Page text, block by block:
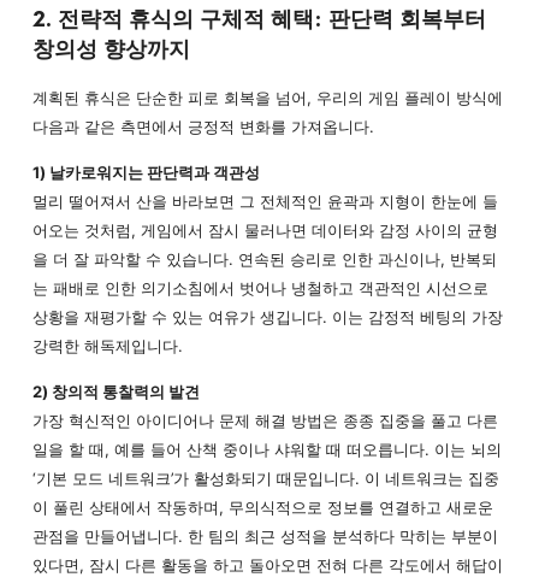
2. 전략적 휴식의 구체적 혜택: 판단력 회복부터
창의성 향상까지
계획된 휴식은 단순한 피로 회복을 넘어, 우리의 게임 플레이 방식에
다음과 같은 측면에서 긍정적 변화를 가져옵니다.
1) 날카로워지는 판단력과 객관성
멀리 떨어져서 산을 바라보면 그 전체적인 윤곽과 지형이 한눈에 들
어오는 것처럼, 게임에서 잠시 물러나면 데이터와 감정 사이의 균형
을 더 잘 파악할 수 있습니다. 연속된 승리로 인한 과신이나, 반복되
는 패배로 인한 의기소침에서 벗어나 냉철하고 객관적인 시선으로
상황을 재평가할 수 있는 여유가 생깁니다. 이는 감정적 베팅의 가장
강력한 해독제입니다.
2) 창의적 통찰력의 발견
가장 혁신적인 아이디어나 문제 해결 방법은 종종 집중을 풀고 다른
일을 할 때, 예를 들어 산책 중이나 샤워할 때 떠오릅니다. 이는 뇌의
‘기본 모드 네트워크’가 활성화되기 때문입니다. 이 네트워크는 집중
이 풀린 상태에서 작동하며, 무의식적으로 정보를 연결하고 새로운
관점을 만들어냅니다. 한 팀의 최근 성적을 분석하다 막히는 부분이
있다면, 잠시 다른 활동을 하고 돌아오면 전혀 다른 각도에서 해답이